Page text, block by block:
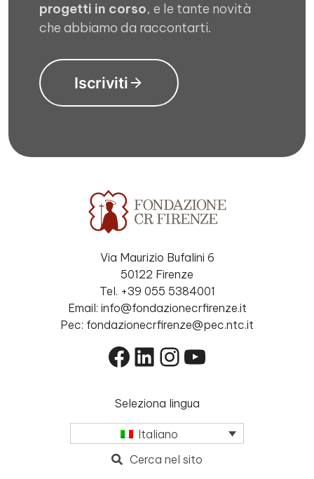
progetti in corso, e le tante novità
che abbiamo da raccontarti.
Iscriviti
Via Maurizio Bufalini 6
50122 Firenze
Tel. +39 055 5384001
Email: info@fondazionecrfirenze.it
Pec: fondazionecrfirenze@pec.ntc.it
Facebook
LinkedIn
Instagram
YouTube
Seleziona lingua
Italiano
Cerca nel sito